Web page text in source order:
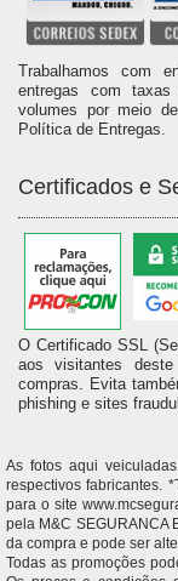
Trabalhamos com
entregas com
volumes por meio
Política de Entregas.
Certificados e
O Certificado SSL
aos visitantes
compras. Evita
phishing e sites
As fotos aqui
respectivos fabricantes.
para o site
pela M&C SEGURANCA
da compra e pode ser
Todas as promoções